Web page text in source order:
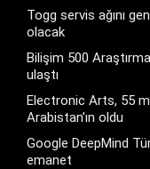
Togg servis ağını
olacak
Bilişim 500
ulaştı
Electronic Arts, 55
Arabistan’ın oldu
Google DeepMind
emanet